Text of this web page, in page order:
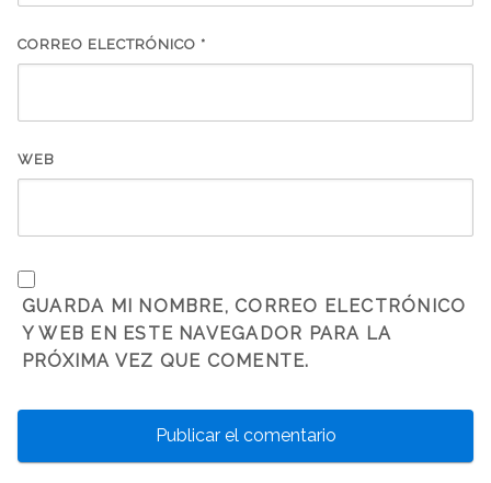
CORREO ELECTRÓNICO *
WEB
GUARDA MI NOMBRE, CORREO ELECTRÓNICO
Y WEB EN ESTE NAVEGADOR PARA LA
PRÓXIMA VEZ QUE COMENTE.